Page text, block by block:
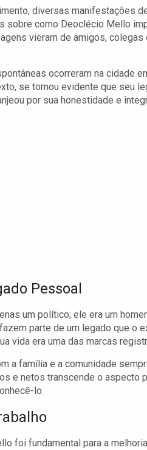
diversas manifestações
sobre como Deoclécio Mello
vieram de amigos,
ocorreram na cidade
se tornou evidente que seu
por sua honestidade e
Pessoal
um político; ele era um
parte de um legado que o
vida era uma das marcas
a família e a comunidade
e netos transcende o
lo.
foi fundamental para a